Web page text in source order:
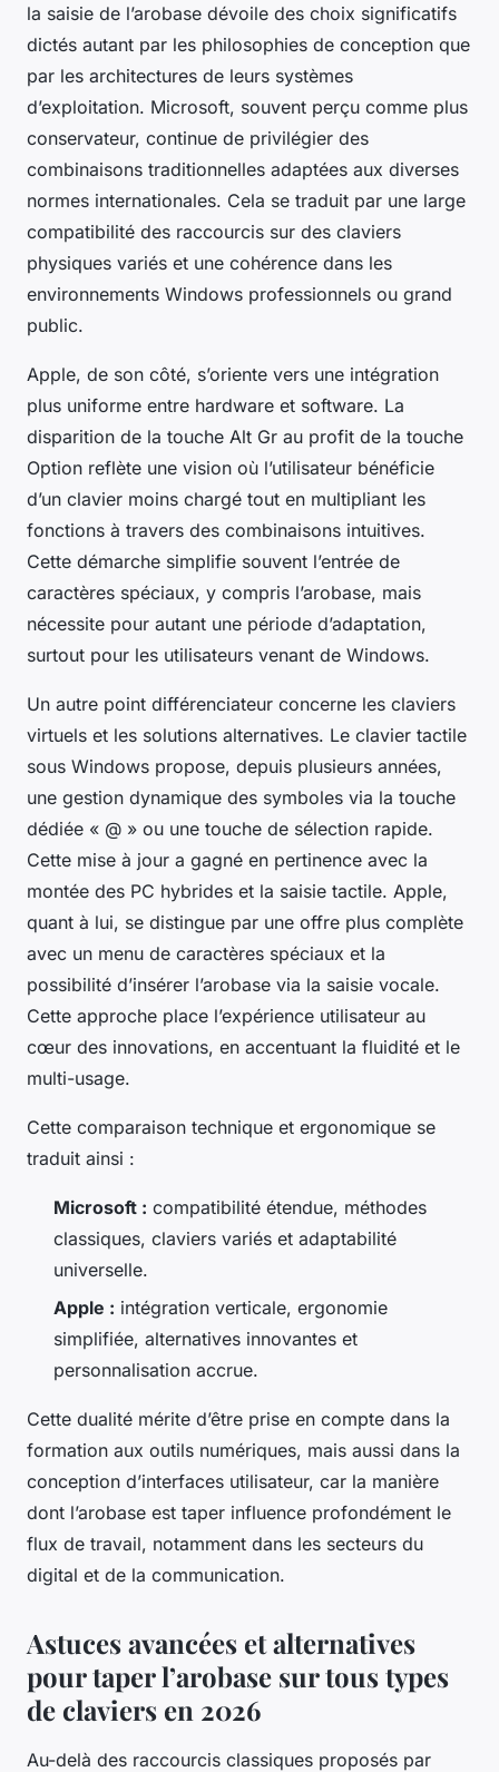
la saisie de l’arobase dévoile des choix significatifs
dictés autant par les philosophies de conception que
par les architectures de leurs systèmes
d’exploitation. Microsoft, souvent perçu comme plus
conservateur, continue de privilégier des
combinaisons traditionnelles adaptées aux diverses
normes internationales. Cela se traduit par une large
compatibilité des raccourcis sur des claviers
physiques variés et une cohérence dans les
environnements Windows professionnels ou grand
public.
Apple, de son côté, s’oriente vers une intégration
plus uniforme entre hardware et software. La
disparition de la touche Alt Gr au profit de la touche
Option reflète une vision où l’utilisateur bénéficie
d’un clavier moins chargé tout en multipliant les
fonctions à travers des combinaisons intuitives.
Cette démarche simplifie souvent l’entrée de
caractères spéciaux, y compris l’arobase, mais
nécessite pour autant une période d’adaptation,
surtout pour les utilisateurs venant de Windows.
Un autre point différenciateur concerne les claviers
virtuels et les solutions alternatives. Le clavier tactile
sous Windows propose, depuis plusieurs années,
une gestion dynamique des symboles via la touche
dédiée « @ » ou une touche de sélection rapide.
Cette mise à jour a gagné en pertinence avec la
montée des PC hybrides et la saisie tactile. Apple,
quant à lui, se distingue par une offre plus complète
avec un menu de caractères spéciaux et la
possibilité d’insérer l’arobase via la saisie vocale.
Cette approche place l’expérience utilisateur au
cœur des innovations, en accentuant la fluidité et le
multi-usage.
Cette comparaison technique et ergonomique se
traduit ainsi :
Microsoft : compatibilité étendue, méthodes
classiques, claviers variés et adaptabilité
universelle.
Apple : intégration verticale, ergonomie
simplifiée, alternatives innovantes et
personnalisation accrue.
Cette dualité mérite d’être prise en compte dans la
formation aux outils numériques, mais aussi dans la
conception d’interfaces utilisateur, car la manière
dont l’arobase est taper influence profondément le
flux de travail, notamment dans les secteurs du
digital et de la communication.
Astuces avancées et alternatives
pour taper l’arobase sur tous types
de claviers en 2026
Au-delà des raccourcis classiques proposés par